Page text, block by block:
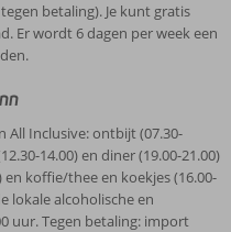
betaling). Je kunt gratis
Er wordt 6 dagen per week een
All Inclusive: ontbijt (07.30-
14.00) en diner (19.00-21.00)
en koffie/thee en koekjes (16.00-
lokale alcoholische en
uur. Tegen betaling: import